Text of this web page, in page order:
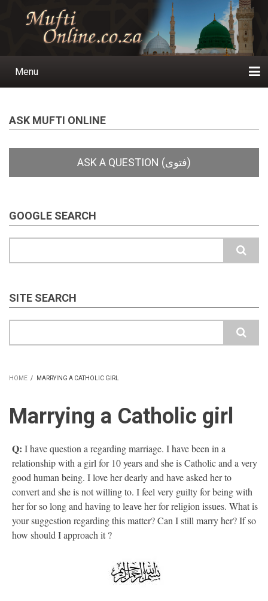
Main
Menu
ASK MUFTI ONLINE
GOOGLE SEARCH
SITE SEARCH
HOME / MARRYING A CATHOLIC GIRL
Marrying a Catholic girl
Q: I have question a regarding marriage. I have been in a
relationship with a girl for 10 years and she is Catholic and a very
good human being. I love her dearly and have asked her to
convert and she is not willing to. I feel very guilty for being with
her for so long and having to leave her for religion issues. What is
your suggestion regarding this matter? Can I still marry her? If so
how should I approach it ?